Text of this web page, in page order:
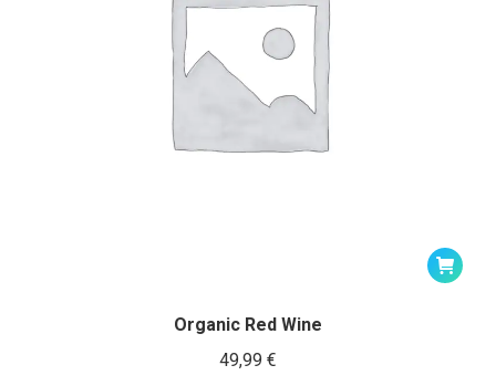
Organic Red Wine
49,99 €